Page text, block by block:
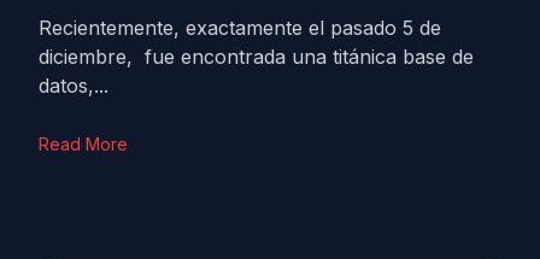
Recientemente, exactamente el pasado 5 de
diciembre, fue encontrada una titánica base de
datos,...
Read More